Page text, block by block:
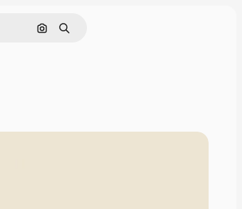
Cerca per immagine
Ricerca